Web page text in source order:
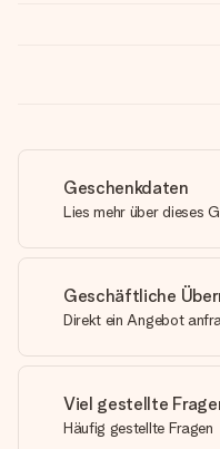
Geschenkdaten
Lies mehr über dieses
Geschäftliche
Direkt ein Angebot
Viel gestellte
Häufig gestellte Fragen